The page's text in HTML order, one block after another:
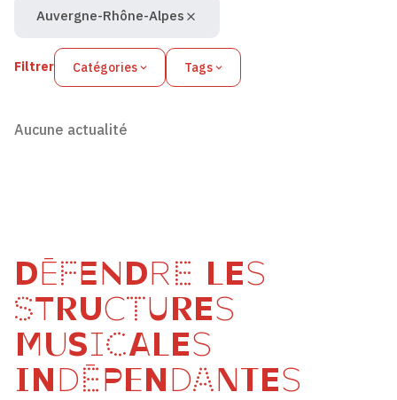
Filtrer Catégories Tags
Auvergne-Rhône-Alpes
Aucune actualité
DÉFENDRE LES
STRUCTURES
MUSICALES
INDÉPENDANTES